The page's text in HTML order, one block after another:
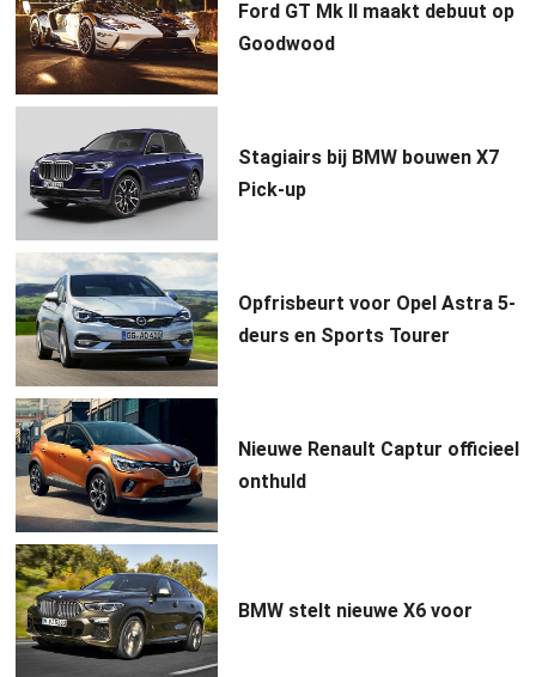
Ford GT Mk II maakt debuut op
Goodwood
Stagiairs bij BMW bouwen X7
Pick-up
Opfrisbeurt voor Opel Astra 5-
deurs en Sports Tourer
Nieuwe Renault Captur officieel
onthuld
BMW stelt nieuwe X6 voor